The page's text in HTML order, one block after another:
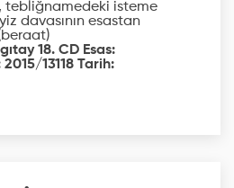
tebliğnamedeki isteme
davasının esastan
18. CD Esas:
13118 Tarih: